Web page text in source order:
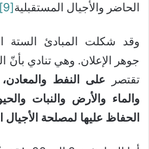
الحاضر والأجيال المستقبلية[9]
جوهر الإعلان. وهي تنادي بأنّ
تقتصر على النفط
والماء والأرض والنبات
الحفاظ عليها لمصلحة الأجيال